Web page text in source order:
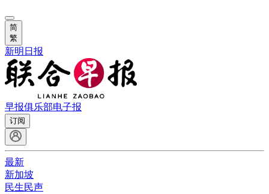
简
繁
新明日报
早报俱乐部电子报
订阅
最新
新加坡
民生民声